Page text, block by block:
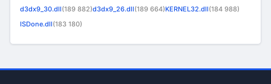
d3dx9_30.dll(189 882)d3dx9_26.dll(189 664)KERNEL32.dll(184 988)
ISDone.dll(183 180)